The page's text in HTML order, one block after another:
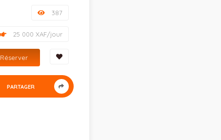
387
25 000 XAF/jour
Réserver
PARTAGER